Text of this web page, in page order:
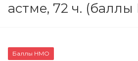
астме, 72 ч.
Баллы НМО